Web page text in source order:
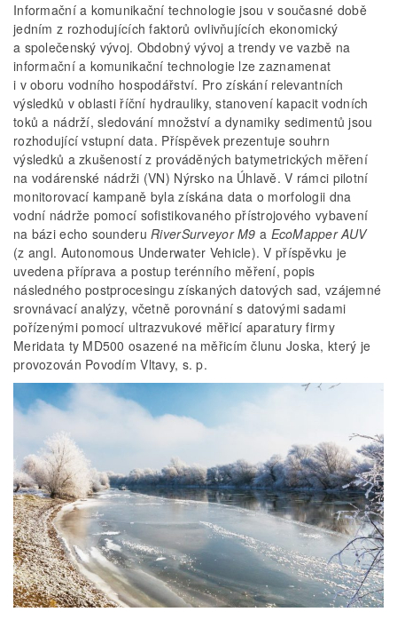
Informační a komunikační technologie jsou v současné době
jedním z rozhodujících faktorů ovlivňujících ekonomický
a společenský vývoj. Obdobný vývoj a trendy ve vazbě na
informační a komunikační technologie lze zaznamenat
i v oboru vodního hospodářství. Pro získání relevantních
výsledků v oblasti říční hydrauliky, stanovení kapacit vodních
toků a nádrží, sledování množství a dynamiky sedimentů jsou
rozhodující vstupní data. Příspěvek prezentuje souhrn
výsledků a zkušeností z prováděných batymetrických měření
na vodárenské nádrži (VN) Nýrsko na Úhlavě. V rámci pilotní
monitorovací kampaně byla získána data o morfologii dna
vodní nádrže pomocí sofistikovaného přístrojového vybavení
na bázi echo sounderuRiverSurveyor M9 a EcoMapper AUV
(z angl. Autonomous Underwater Vehicle). V příspěvku je
uvedena příprava a postup terénního měření, popis
následného postprocesingu získaných datových sad, vzájemné
srovnávací analýzy, včetně porovnání s datovými sadami
pořízenými pomocí ultrazvukové měřicí aparatury firmy
Meridata ty MD500 osazené na měřicím člunu Joska, který je
provozován Povodím Vltavy, s. p.